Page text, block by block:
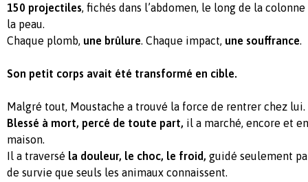
150 projectiles, fichés dans l’abdomen, le long de la
la peau.
Chaque plomb, une brûlure. Chaque impact, une souffrance.
Son petit corps avait été transformé en cible.
Malgré tout, Moustache a trouvé la force de rentrer chez lui.
Blessé à mort, percé de toute part, il a marché, encore et
maison.
Il a traversé la douleur, le choc, le froid, guidé seulement
de survie que seuls les animaux connaissent.